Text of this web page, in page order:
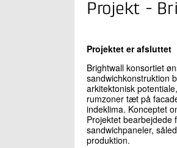
Projekt -
Projektet er afsluttet
Brightwall konsortiet
sandwichkonstruktion
arkitektonisk
rumzoner tæt på
indeklima. Konceptet
Projektet
sandwichpaneler,
produktion.